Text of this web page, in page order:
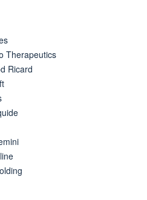
Therapeutics
Ricard